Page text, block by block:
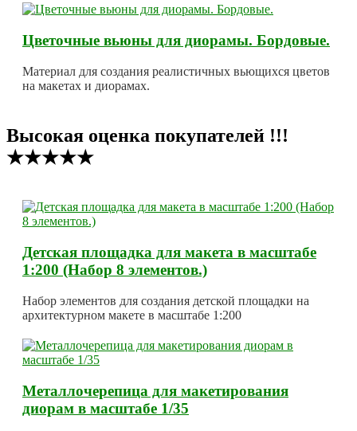
Цветочные вьюны для диорамы. Бордовые.
Материал для создания реалистичных вьющихся цветов
на макетах и диорамах.
Высокая оценка покупателей !!!
★★★★★
Детская площадка для макета в масштабе
1:200 (Набор 8 элементов.)
Набор элементов для создания детской площадки на
архитектурном макете в масштабе 1:200
Металлочерепица для макетирования
диорам в масштабе 1/35